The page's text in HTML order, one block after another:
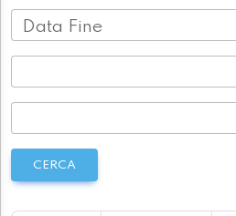
Data Fine
CERCA